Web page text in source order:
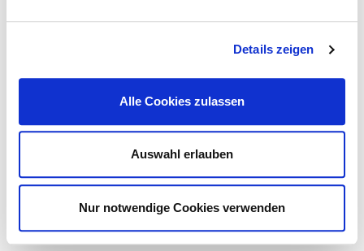
Details zeigen
Alle Cookies zulassen
Auswahl erlauben
Nur notwendige Cookies verwenden
Umgang mit MRE /MRSA
Hygienebezogenes Risikomanagement
Kontakt
Datenschutz
DKTIG